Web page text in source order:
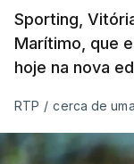
Sporting,
Marítimo, que
hoje na nova
RTP / cerca de